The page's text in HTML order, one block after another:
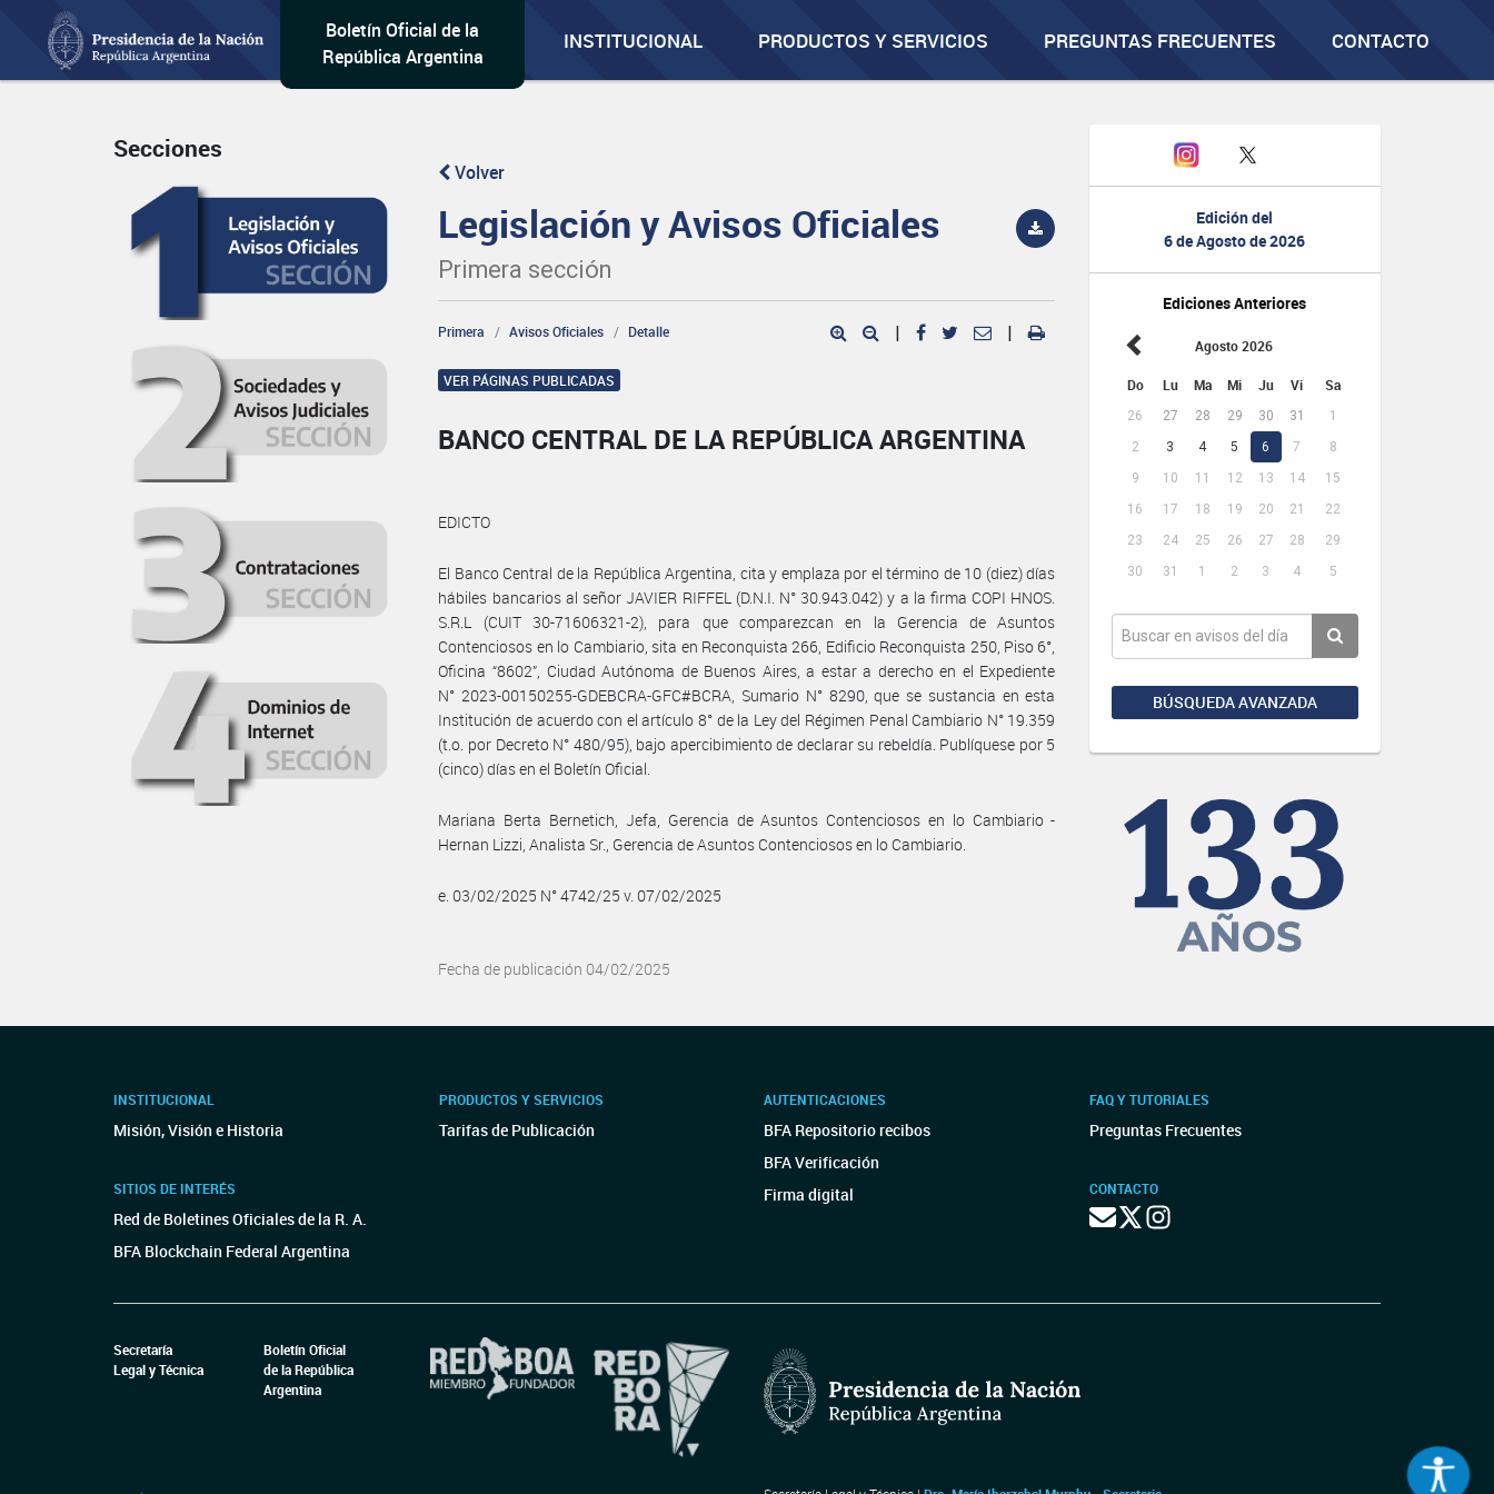
Boletín Oficial de la
República Argentina
INSTITUCIONAL PRODUCTOS Y SERVICIOS PREGUNTAS FRECUENTES CONTACTO
Edición del
6 de Agosto de 2026
Ediciones Anteriores
Agosto 2026
Do Lu Ma Mi Ju Vi Sa
26 27 28 29 30 31
1
2
3 4 5 6 7
8
9
10 11 12 13 14
15
16
17 18 19 20 21
22
23
24 25 26 27 28
29
30
31 1 2 3 4 5
BÚSQUEDA AVANZADA
Secciones
Volver
Legislación y Avisos Oficiales
Primera sección
Primera Avisos Oficiales Detalle | |
VER PÁGINAS PUBLICADAS
BANCO CENTRAL DE LA REPÚBLICA ARGENTINA
EDICTO
El Banco Central de la República Argentina, cita y emplaza por el término de 10 (diez) días
hábiles bancarios al señor JAVIER RIFFEL (D.N.I. N° 30.943.042) y a la firma COPI HNOS.
S.R.L (CUIT 30-71606321-2), para que comparezcan en la Gerencia de Asuntos
Contenciosos en lo Cambiario, sita en Reconquista 266, Edificio Reconquista 250, Piso 6°,
Oficina “8602”, Ciudad Autónoma de Buenos Aires, a estar a derecho en el Expediente
N° 2023-00150255-GDEBCRA-GFC#BCRA, Sumario N° 8290, que se sustancia en esta
Institución de acuerdo con el artículo 8° de la Ley del Régimen Penal Cambiario N° 19.359
(t.o. por Decreto N° 480/95), bajo apercibimiento de declarar su rebeldía. Publíquese por 5
(cinco) días en el Boletín Oficial.
Mariana Berta Bernetich, Jefa, Gerencia de Asuntos Contenciosos en lo Cambiario -
Hernan Lizzi, Analista Sr., Gerencia de Asuntos Contenciosos en lo Cambiario.
e. 03/02/2025 N° 4742/25 v. 07/02/2025
Fecha de publicación 04/02/2025
INSTITUCIONAL
Misión, Visión e Historia
SITIOS DE INTERÉS
Red de Boletines Oficiales de la R. A.
BFA Blockchain Federal Argentina
PRODUCTOS Y SERVICIOS
Tarifas de Publicación
AUTENTICACIONES
BFA Repositorio recibos
BFA Verificación
Firma digital
FAQ Y TUTORIALES
Preguntas Frecuentes
CONTACTO
Secretaría
Legal y Técnica
Boletín Oficial
de la República
Argentina